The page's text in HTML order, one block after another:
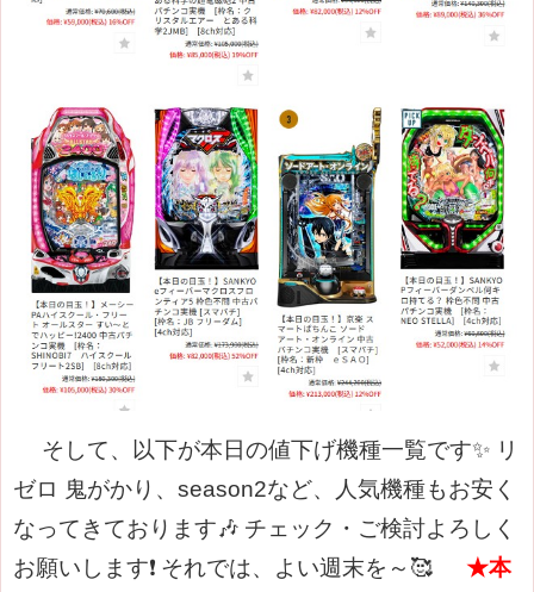
そして、以下が本日の値下げ機種一覧です✨ リ
ゼロ 鬼がかり、season2など、人気機種もお安く
なってきております🎶 チェック・ご検討よろしく
お願いします❗ それでは、よい週末を～🥰
★本